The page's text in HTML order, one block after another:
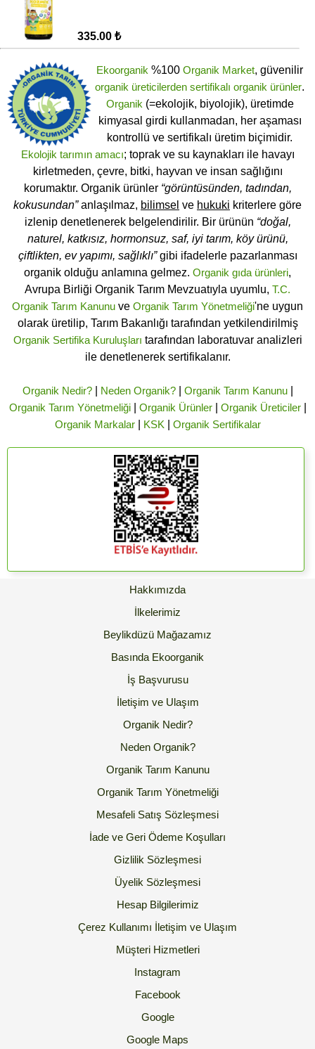
335.00 ₺
Ekoorganik %100 Organik Market, güvenilir
organik üreticilerden sertifikalı organik ürünler.
Organik (=ekolojik, biyolojik), üretimde
kimyasal girdi kullanmadan, her aşaması
kontrollü ve sertifikalı üretim biçimidir.
Ekolojik tarımın amacı; toprak ve su kaynakları ile havayı
kirletmeden, çevre, bitki, hayvan ve insan sağlığını
korumaktır. Organik ürünler “görüntüsünden, tadından,
kokusundan”anlaşılmaz, bilimsel ve hukuki kriterlere göre
izlenip denetlenerek belgelendirilir. Bir ürünün “doğal,
naturel, katkısız, hormonsuz, saf, iyi tarım, köy ürünü,
çiftlikten, ev yapımı, sağlıklı”gibi ifadelerle pazarlanması
organik olduğu anlamına gelmez. Organik gıda ürünleri,
Avrupa Birliği Organik Tarım Mevzuatıyla uyumlu, T.C.
Organik Tarım Kanunu ve Organik Tarım Yönetmeliği'ne uygun
olarak üretilip, Tarım Bakanlığı tarafından yetkilendirilmiş
Organik Sertifika Kuruluşları tarafından laboratuvar analizleri
ile denetlenerek sertifikalanır.
Organik Nedir?| Neden Organik?| Organik Tarım Kanunu|
Organik Tarım Yönetmeliği| Organik Ürünler| Organik Üreticiler|
Organik Markalar| KSK Organik Sertifikalar
Hakkımızda
İlkelerimiz
Beylikdüzü Mağazamız
Basında Ekoorganik
İş Başvurusu
İletişim ve Ulaşım
Organik Nedir?
Neden Organik?
Organik Tarım Kanunu
Organik Tarım Yönetmeliği
Mesafeli Satış Sözleşmesi
İade ve Geri Ödeme Koşulları
Gizlilik Sözleşmesi
Üyelik Sözleşmesi
Hesap Bilgilerimiz
Çerez Kullanımı İletişim ve Ulaşım
Müşteri Hizmetleri
Instagram
Facebook
Google
Google Maps